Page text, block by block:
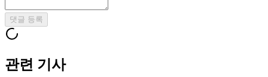
댓글 등록
관련 기사